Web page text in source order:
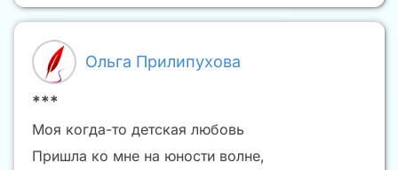
Ольга Прилипухова
***
Моя когда-то детская любовь
Пришла ко мне на юности волне,